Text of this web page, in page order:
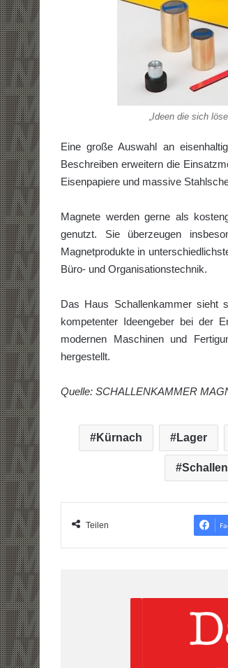
„Ideen die sich
Eine große Auswahl an
Beschreiben erweitern die
Eisenpapiere und massive
Magnete werden gerne als
genutzt. Sie überzeugen
Magnetprodukte in
Büro- und Organisationstechnik.
Das Haus Schallenkammer sieht
kompetenter Ideengeber bei der
modernen Maschinen und
hergestellt.
Quelle: SCHALLENKAMMER
Kürnach Lager
Teilen